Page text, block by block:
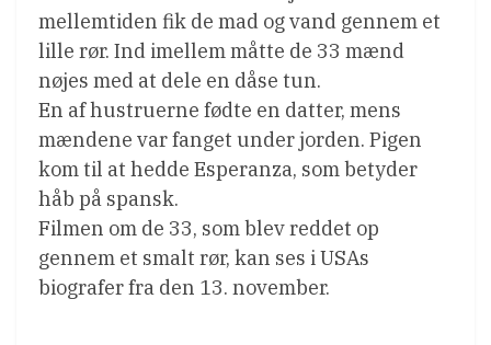
mellemtiden fik de mad og vand gennem et
lille rør. Ind imellem måtte de 33 mænd
nøjes med at dele en dåse tun.
En af hustruerne fødte en datter, mens
mændene var fanget under jorden. Pigen
kom til at hedde Esperanza, som betyder
håb på spansk.
Filmen om de 33, som blev reddet op
gennem et smalt rør, kan ses i USAs
biografer fra den 13. november.